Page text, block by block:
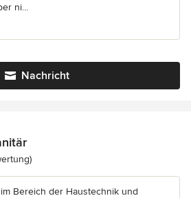
ni...
Nachricht
5 von 5 Sternen
Bereich der Haustechnik und